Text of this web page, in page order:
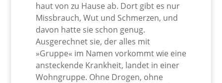
haut von zu Hause ab. Dort gibt es nur
Missbrauch, Wut und Schmerzen, und
davon hatte sie schon genug.
Ausgerechnet sie, der alles mit
»Gruppe« im Namen vorkommt wie eine
ansteckende Krankheit, landet in einer
Wohngruppe. Ohne Drogen, ohne